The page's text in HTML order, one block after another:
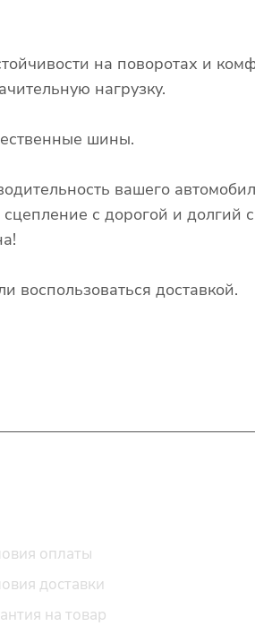
на поворотах и
нагрузку.
шины.
вашего
с дорогой и долгий
воспользоваться доставкой.
оплаты
доставки
на товар